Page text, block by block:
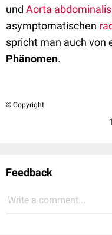
und Aorta abdominalis
asymptomatischen
spricht man auch von
Phänomen.
© Copyright
Feedback
Write a comment...